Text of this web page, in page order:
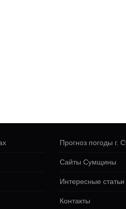
Прогноз погоды г.
Сайты Сумщины
Интересные статьи
Контакты